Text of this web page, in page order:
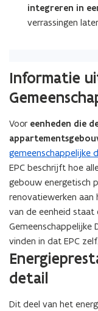
de
afbeelding
een
vergrote
weergave)
integreren in
verrassingen
Informatie
Voor eenheden die
gemeenschappelijke
EPC beschrijft hoe
gebouw energetisch
renovatiewerken aan
van de eenheid staat
Gemeenschappelijke
vinden in dat EPC
detail
Dit deel van het